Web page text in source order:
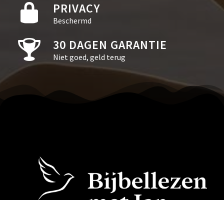
PRIVACY
Beschermd
30 DAGEN GARANTIE
Niet goed, geld terug